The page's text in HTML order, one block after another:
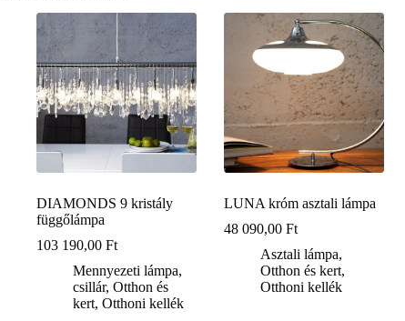
DIAMONDS 9 kristály
függőlámpa
103 190,00 Ft
Mennyezeti lámpa,
csillár, Otthon és
kert, Otthoni kellék
LUNA króm asztali lámpa
48 090,00Ft
Asztali lámpa,
Otthon és kert,
Otthoni kellék